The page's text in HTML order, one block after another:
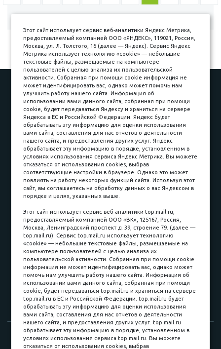
Наши работы
Оплата
Доставка и сборка
Гарантии
Карьера в компании
Контакты
Принимаем к оплате
Наличные
пл. Соляная, 6, стр. 16
8 (3822) 60-70-30
8 (3822) 50-39-09
8 (3822) 22-77-68
8 (3822) 50-48-50
8 (3822) 65-42-10
© 2015-2026. Компания «Мебельный куб».
Этот сайт использует сервис веб-аналитики Яндекс Метрика,
предоставляемый компанией ООО «ЯНДЕКС», 119021, Россия,
Москва, ул. Л. Толстого, 16 (далее — Яндекс). Сервис Яндекс
Метрика использует технологию «cookie» — небольшие
текстовые файлы, размещаемые на компьютере
пользователей с целью анализа их пользовательской
активности. Собранная при помощи cookie информация не
может идентифицировать вас, однако может помочь нам
улучшить работу нашего сайта. Информация об
использовании вами данного сайта, собранная при помощи
cookie, будет передаваться Яндексу и храниться на сервере
Яндекса в ЕС и Российской Федерации. Яндекс будет
обрабатывать эту информацию для оценки использования
вами сайта, составления для нас отчетов о деятельности
нашего сайта, и предоставления других услуг. Яндекс
обрабатывает эту информацию в порядке, установленном в
условиях использования сервиса Яндекс Метрика. Вы можете
отказаться от использования cookies, выбрав
соответствующие настройки в браузере. Однако это может
повлиять на работу некоторых функций сайта. Используя этот
сайт, вы соглашаетесь на обработку данных о вас Яндексом в
порядке и целях, указанных выше.
Этот сайт использует сервис веб-аналитики top.mail.ru,
предоставляемый компанией ООО «ВК», 125167, Россия,
Москва, Ленинградский проспект д. 39, строение 79. (далее —
top.mail.ru). Сервис top.mail.ru использует технологию
«cookie» — небольшие текстовые файлы, размещаемые на
компьютере пользователей с целью анализа их
пользовательской активности. Собранная при помощи cookie
информация не может идентифицировать вас, однако может
помочь нам улучшить работу нашего сайта. Информация об
использовании вами данного сайта, собранная при помощи
cookie, будет передаваться top.mail.ru и храниться на сервере
top.mail.ru в ЕС и Российской Федерации. top.mail.ru будет
обрабатывать эту информацию для оценки использования
вами сайта, составления для нас отчетов о деятельности
нашего сайта, и предоставления других услуг. top.mail.ru
обрабатывает эту информацию в порядке, установленном в
условиях использования сервиса top.mail.ru. Вы можете
отказаться от использования cookies, выбрав